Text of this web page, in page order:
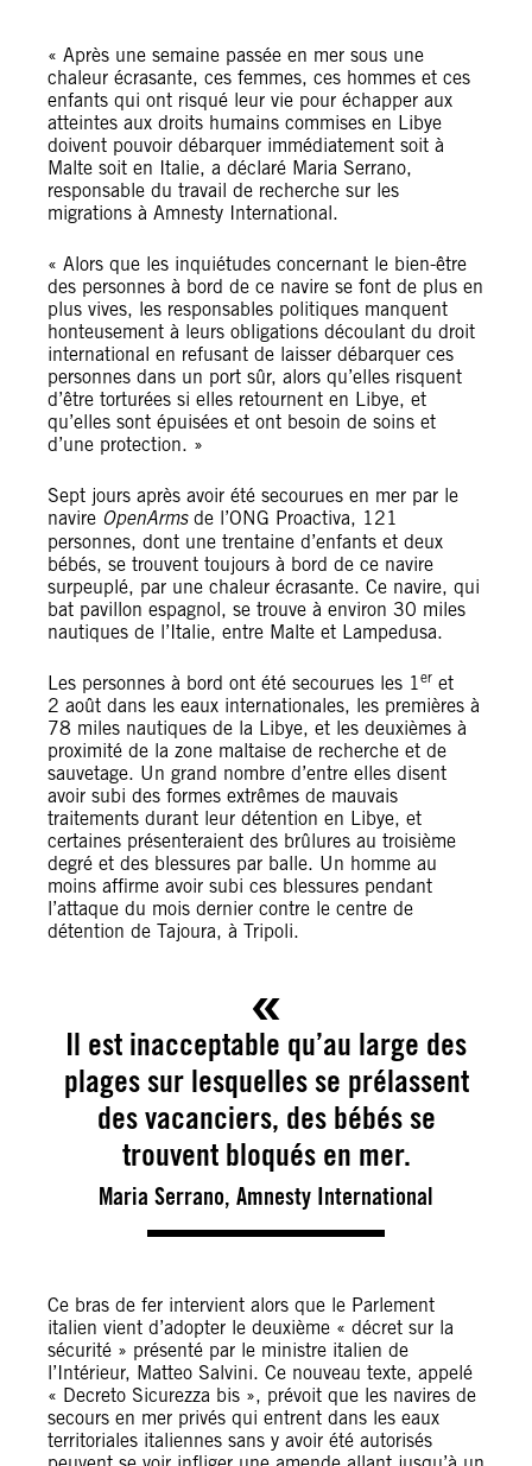
« Après une semaine passée en mer sous une
chaleur écrasante, ces femmes, ces hommes et ces
enfants qui ont risqué leur vie pour échapper aux
atteintes aux droits humains commises en Libye
doivent pouvoir débarquer immédiatement soit à
Malte soit en Italie, a déclaré Maria Serrano,
responsable du travail de recherche sur les
migrations à Amnesty International.
« Alors que les inquiétudes concernant le bien-être
des personnes à bord de ce navire se font de plus en
plus vives, les responsables politiques manquent
honteusement à leurs obligations découlant du droit
international en refusant de laisser débarquer ces
personnes dans un port sûr, alors qu’elles risquent
d’être torturées si elles retournent en Libye, et
qu’elles sont épuisées et ont besoin de soins et
d’une protection. »
Sept jours après avoir été secourues en mer par le
navire OpenArmsde l’ONG Proactiva, 121
personnes, dont une trentaine d’enfants et deux
bébés, se trouvent toujours à bord de ce navire
surpeuplé, par une chaleur écrasante. Ce navire, qui
bat pavillon espagnol, se trouve à environ 30 miles
nautiques de l’Italie, entre Malte et Lampedusa.
Les personnes à bord ont été secourues les 1er et
2 août dans les eaux internationales, les premières à
78 miles nautiques de la Libye, et les deuxièmes à
proximité de la zone maltaise de recherche et de
sauvetage. Un grand nombre d’entre elles disent
avoir subi des formes extrêmes de mauvais
traitements durant leur détention en Libye, et
certaines présenteraient des brûlures au troisième
degré et des blessures par balle. Un homme au
moins affirme avoir subi ces blessures pendant
l’attaque du mois dernier contre le centre de
détention de Tajoura, à Tripoli.
Il est inacceptable qu’au large des
plages sur lesquelles se prélassent
des vacanciers, des bébés se
trouvent bloqués en mer.
Maria Serrano, Amnesty International
Ce bras de fer intervient alors que le Parlement
italien vient d’adopter le deuxième « décret sur la
sécurité » présenté par le ministre italien de
l’Intérieur, Matteo Salvini. Ce nouveau texte, appelé
« Decreto Sicurezza bis », prévoit que les navires de
secours en mer privés qui entrent dans les eaux
territoriales italiennes sans y avoir été autorisés